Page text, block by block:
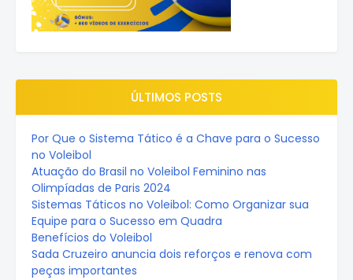
ÚLTIMOS POSTS
Por Que o Sistema Tático é a Chave para o Sucesso
no Voleibol
Atuação do Brasil no Voleibol Feminino nas
Olimpíadas de Paris 2024
Sistemas Táticos no Voleibol: Como Organizar sua
Equipe para o Sucesso em Quadra
Benefícios do Voleibol
Sada Cruzeiro anuncia dois reforços e renova com
peças importantes